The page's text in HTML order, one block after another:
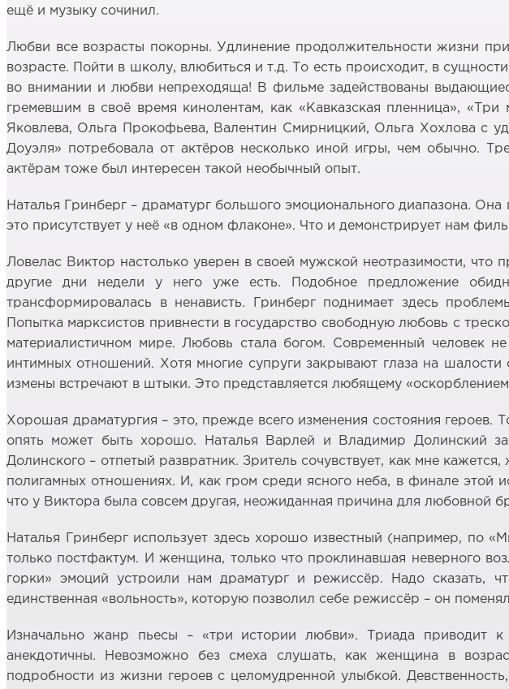
ещё и музыку сочинил.
Любви все возрасты покорны. Удлинение продолжительности жизни
возрасте. Пойти в школу, влюбиться и т.д. То есть происходит, в
во внимании и любви непреходяща! В фильме задействованы
гремевшим в своё время кинолентам, как «Кавказская пленница»,
Яковлева, Ольга Прокофьева, Валентин Смирницкий, Ольга Хохлова с
Доуэля» потребовала от актёров несколько иной игры, чем обычно.
актёрам тоже был интересен такой необычный опыт.
Наталья Гринберг – драматург большого эмоционального диапазона.
это присутствует у неё «в одном флаконе». Что и демонстрирует нам
Ловелас Виктор настолько уверен в своей мужской неотразимости,
другие дни недели у него уже есть. Подобное предложение
трансформировалась в ненависть. Гринберг поднимает здесь
Попытка марксистов привнести в государство свободную любовь с
материалистичном мире. Любовь стала богом. Современный человек
интимных отношений. Хотя многие супруги закрывают глаза на
измены встречают в штыки. Это представляется любящему «оскорблением
Хорошая драматургия – это, прежде всего изменения состояния
опять может быть хорошо. Наталья Варлей и Владимир Долинский
Долинского – отпетый развратник. Зритель сочувствует, как мне
полигамных отношениях. И, как гром среди ясного неба, в финале этой
что у Виктора была совсем другая, неожиданная причина для любовной
Наталья Гринберг использует здесь хорошо известный (например, по
только постфактум. И женщина, только что проклинавшая неверного
горки» эмоций устроили нам драматург и режиссёр. Надо сказать,
единственная «вольность», которую позволил себе режиссёр – он
Изначально жанр пьесы – «три истории любви». Триада приводит
анекдотичны. Невозможно без смеха слушать, как женщина в
подробности из жизни героев с целомудренной улыбкой.